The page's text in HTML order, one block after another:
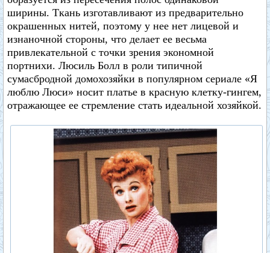
ширины. Ткань изготавливают из предварительно
окрашенных нитей, поэтому у нее нет лицевой и
изнаночной стороны, что делает ее весьма
привлекательной с точки зрения экономной
портнихи. Люсиль Болл в роли типичной
сумасбродной домохозяйки в популярном сериале «Я
люблю Люси» носит платье в красную клетку-гингем,
отражающее ее стремление стать идеальной хозяйкой.